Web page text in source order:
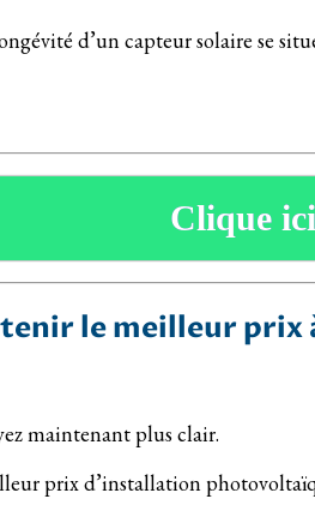
d’un capteur solaire se
Clique
le meilleur prix
maintenant plus clair.
prix d’installation